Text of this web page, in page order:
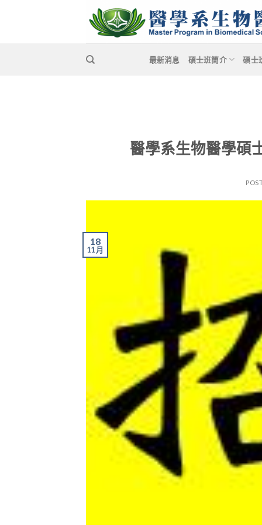
最新消息 碩士班簡介 碩士
醫學系生物醫學碩
18
11 月